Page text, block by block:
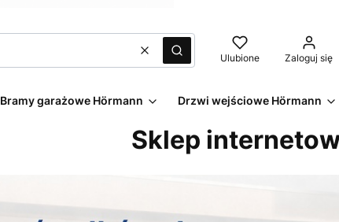
WyczyśćSzukaj Ulubione Zaloguj się
Bramy garażowe Hörmann Drzwi wejściowe Hörmann
Sklep